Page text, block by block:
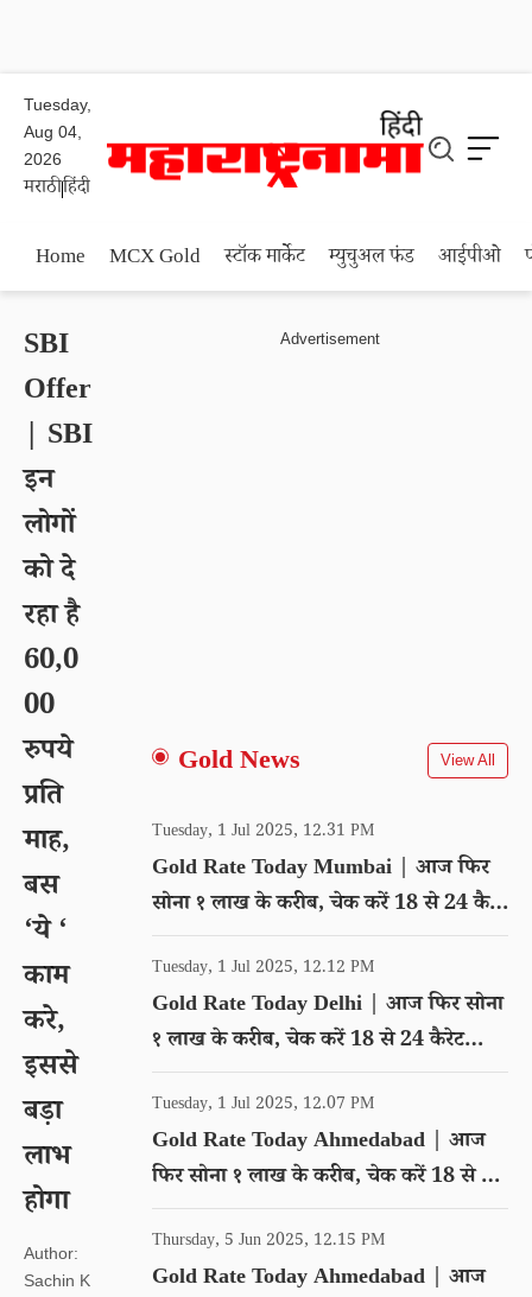
Tuesday,
Aug 04,
2026
मराठीहिंदी
Home MCX Gold स्टॉक मार्केट म्युचुअल फंड आईपीओ
SBI
Offer
| SBI
इन
लोगों
को दे
रहा है
60,0
00
रुपये
प्रति
माह,
बस
‘ये ‘
काम
करे,
इससे
बड़ा
लाभ
होगा
Author:
Sachin K
Gold News View All
Tuesday, 1 Jul 2025, 12.31 PM
Gold Rate Today Mumbai | आज फिर
सोना १ लाख के करीब, चेक करें 18 से 24 कैरेट
गोल्ड का रेट
Tuesday, 1 Jul 2025, 12.12 PM
Gold Rate Today Delhi | आज फिर सोना
१ लाख के करीब, चेक करें 18 से 24 कैरेट
गोल्ड का रेट
Tuesday, 1 Jul 2025, 12.07 PM
Gold Rate Today Ahmedabad | आज
फिर सोना १ लाख के करीब, चेक करें 18 से 24
कैरेट गोल्ड का रेट
Thursday, 5 Jun 2025, 12.15 PM
Gold Rate Today Ahmedabad | आज